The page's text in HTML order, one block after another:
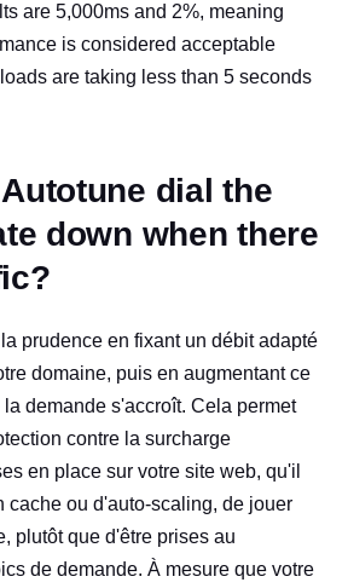
are 5,000ms and 2%, meaning
is considered acceptable
are taking less than 5 seconds
dial the
down when there
prudence en fixant un débit adapté
domaine, puis en augmentant ce
demande s'accroît. Cela permet
contre la surcharge
en place sur votre site web, qu'il
cache ou d'auto-scaling, de jouer
plutôt que d'être prises au
de demande. À mesure que votre